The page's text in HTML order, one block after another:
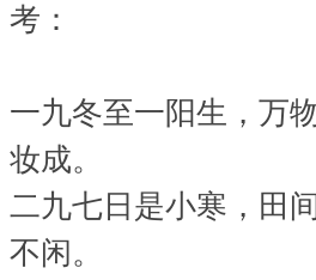
考：
一九冬至一阳生，万
妆成。
二九七日是小寒，田
不闲。